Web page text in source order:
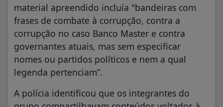
material apreendido incluía "bandeiras com
frases de combate à corrupção, contra a
corrupção no caso Banco Master e contra
governantes atuais, mas sem especificar
nomes ou partidos políticos e nem a qual
legenda pertenciam”.
A polícia identificou que os integrantes do